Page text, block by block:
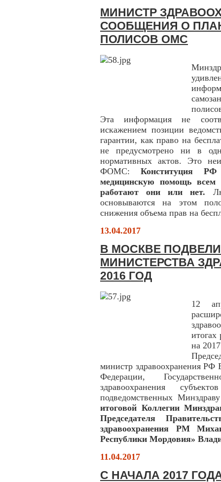
МИНИСТР
СООБЩЕНИЯ О
ПОЛИСОВ ОМС
Эта информация не
искажением позиции
гарантии, как право на
не предусмотрено ни в
нормативных актов. Это
ФОМС:Конституция
медицинскую помощь всем
работают они или нет.
основываются на этом
снижения объема прав на
13.04.2017
В МОСКВЕ
МИНИСТЕРСТВА
2016 ГОД
12
итогах
на
министр здравоохранения РФ
Федерации,
здравоохранения
подведомственных
итоговой Коллегии
Председателя
здравоохранения РМ
Республики Мордовия»
11.04.2017
С НАЧАЛА 2017